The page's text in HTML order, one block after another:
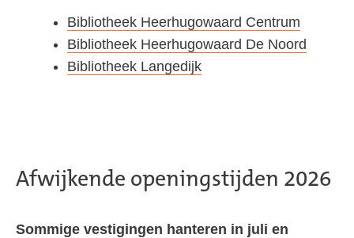
Bibliotheek Heerhugowaard Centrum
Bibliotheek Heerhugowaard De Noord
Bibliotheek Langedijk
Afwijkende openingstijden 2026
Sommige vestigingen hanteren in juli en